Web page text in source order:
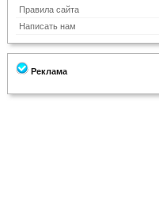
Правила сайта
Написать нам
Реклама